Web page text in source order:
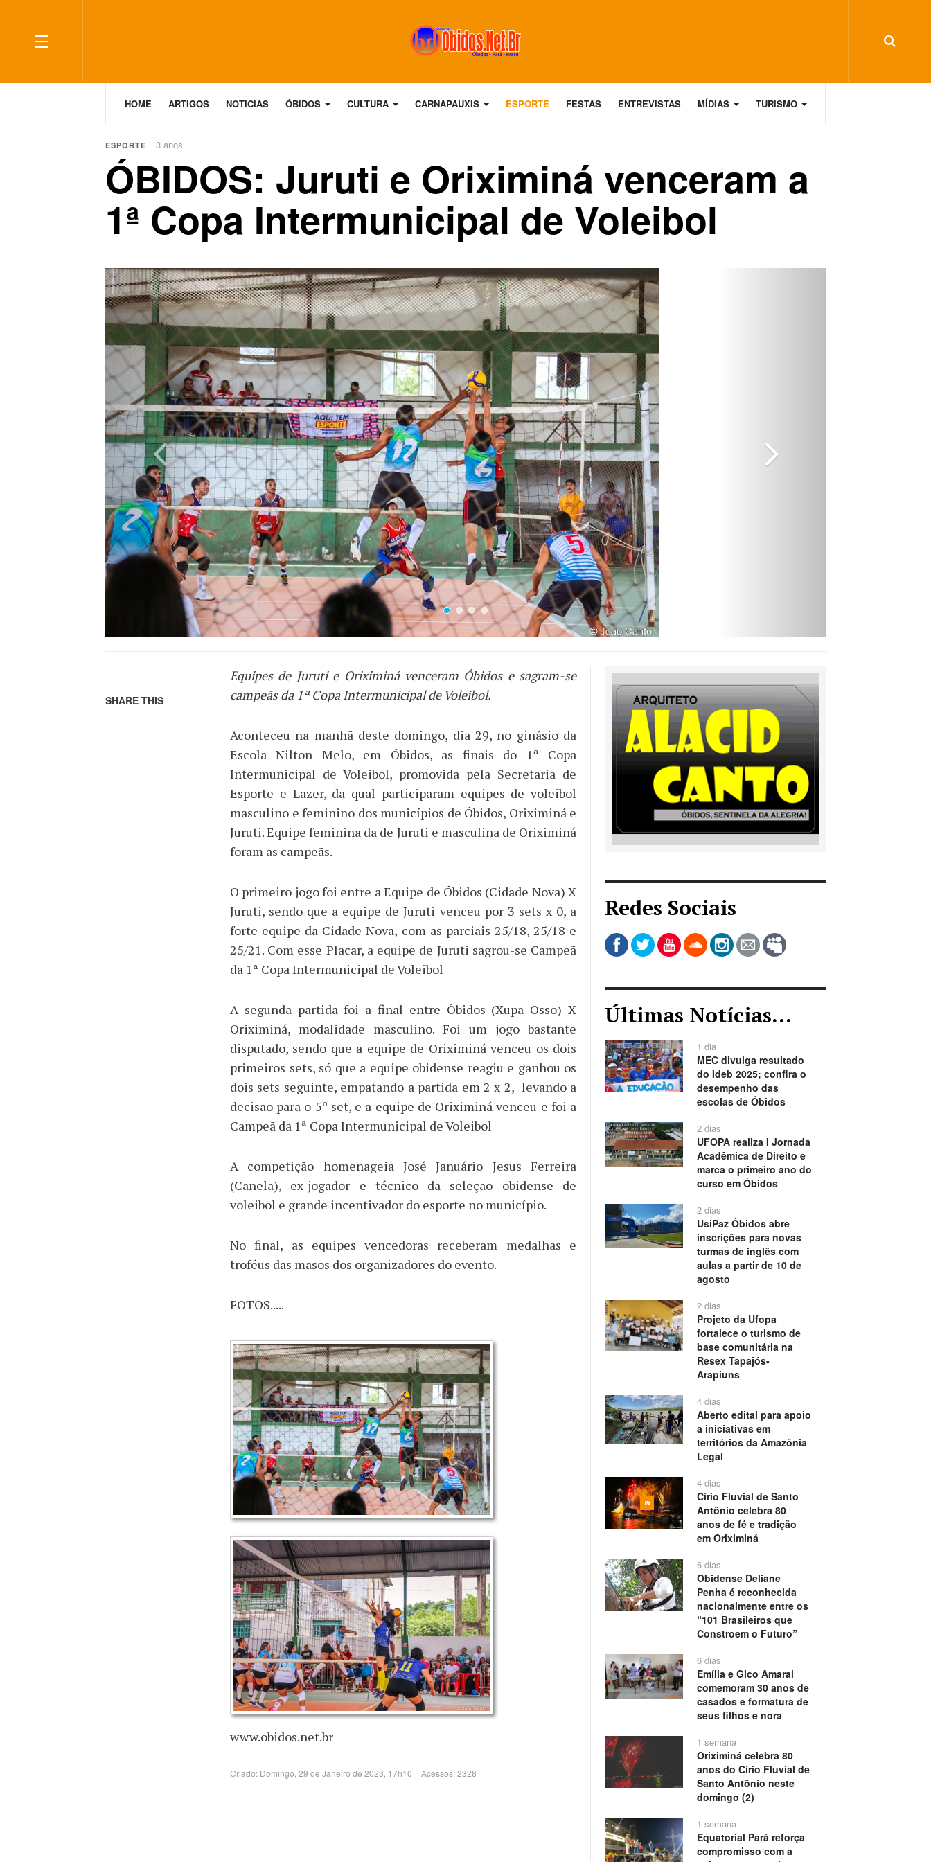
HOME ARTIGOS NOTICIAS ÓBIDOS CULTURA CARNAPAUXIS ESPORTE FESTAS ENTREVISTAS MÍDIAS TURISMO
ESPORTE 3 anos
ÓBIDOS: Juruti e Oriximiná venceram a
1ª Copa Intermunicipal de Voleibol
Previous
SHARE THIS
Equipes de Juruti e Oriximiná venceram Óbidos e sagram-se
campeãs da 1ª Copa Intermunicipal de Voleibol.
Aconteceu na manhã deste domingo, dia 29, no ginásio da
Escola Nilton Melo, em Óbidos, as finais do 1ª Copa
Intermunicipal de Voleibol, promovida pela Secretaria de
Esporte e Lazer, da qual participaram equipes de voleibol
masculino e feminino dos municípios de Óbidos, Oriximiná e
Juruti. Equipe feminina da de Juruti e masculina de Oriximiná
foram as campeãs.
O primeiro jogo foi entre a Equipe de Óbidos (Cidade Nova) X
Juruti, sendo que a equipe de Juruti venceu por 3 sets x 0, a
forte equipe da Cidade Nova, com as parciais 25/18, 25/18 e
25/21. Com esse Placar, a equipe de Juruti sagrou-se Campeã
da 1ª Copa Intermunicipal de Voleibol
A segunda partida foi a final entre Óbidos (Xupa Osso) X
Oriximiná, modalidade masculino. Foi um jogo bastante
disputado, sendo que a equipe de Oriximiná venceu os dois
primeiros sets, só que a equipe obidense reagiu e ganhou os
dois sets seguinte, empatando a partida em 2 x 2, levando a
decisão para o 5º set, e a equipe de Oriximiná venceu e foi a
Campeã da 1ª Copa Intermunicipal de Voleibol
A competição homenageia José Januário Jesus Ferreira
(Canela), ex-jogador e técnico da seleção obidense de
voleibol e grande incentivador do esporte no município.
No final, as equipes vencedoras receberam medalhas e
troféus das mãsos dos organizadores do evento.
FOTOS.....
www.obidos.net.br
Criado: Domingo, 29 de Janeiro de 2023, 17h10 Acessos: 2328
Redes Sociais
Últimas Notícias...
1 dia
MEC divulga resultado
do Ideb 2025; confira o
desempenho das
escolas de Óbidos
2 dias
UFOPA realiza I Jornada
Acadêmica de Direito e
marca o primeiro ano do
curso em Óbidos
2 dias
UsiPaz Óbidos abre
inscrições para novas
turmas de inglês com
aulas a partir de 10 de
agosto
2 dias
Projeto da Ufopa
fortalece o turismo de
base comunitária na
Resex Tapajós-
Arapiuns
4 dias
Aberto edital para apoio
a iniciativas em
territórios da Amazônia
Legal
4 dias
Círio Fluvial de Santo
Antônio celebra 80
anos de fé e tradição
em Oriximiná
6 dias
Obidense Deliane
Penha é reconhecida
nacionalmente entre os
“101 Brasileiros que
Constroem o Futuro”
6 dias
Emília e Gico Amaral
comemoram 30 anos de
casados e formatura de
seus filhos e nora
1 semana
Oriximiná celebra 80
anos do Círio Fluvial de
Santo Antônio neste
domingo (2)
1 semana
Equatorial Pará reforça
compromisso com a